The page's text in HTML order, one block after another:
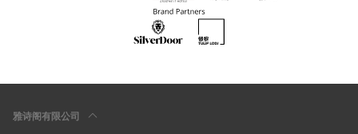
雅诗阁有限公司